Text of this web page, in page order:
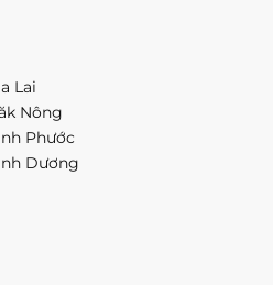
Lai
Nông
Phước
Dương